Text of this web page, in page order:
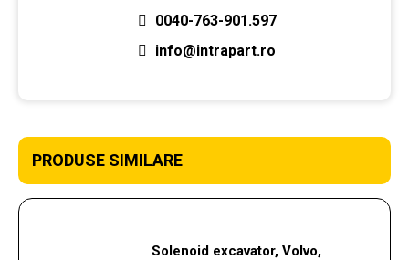
0040-763-901.597
info@intrapart.ro
PRODUSE SIMILARE
Solenoid excavator, Volvo,